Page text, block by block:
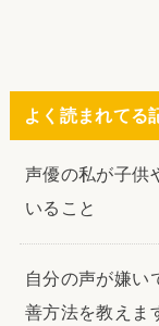
よく読まれてる
声優の私が子供
いること
自分の声が嫌い
善方法を教えま